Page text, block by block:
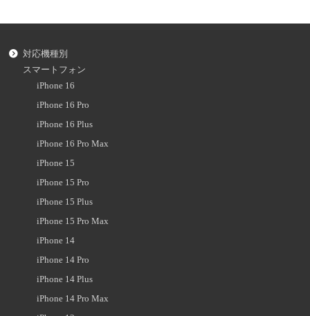
対応機種別
スマートフォン
iPhone 16
iPhone 16 Pro
iPhone 16 Plus
iPhone 16 Pro Max
iPhone 15
iPhone 15 Pro
iPhone 15 Plus
iPhone 15 Pro Max
iPhone 14
iPhone 14 Pro
iPhone 14 Plus
iPhone 14 Pro Max